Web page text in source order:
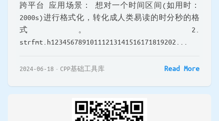
跨平台 应用场景： 想对一个时间区间(如用时：
2000s)进行格式化，转化成人类易读的时分秒的格
式。 2.
strfmt.h12345678910111213141516171819202...
2024-06-18 CPP基础工具库 Read More